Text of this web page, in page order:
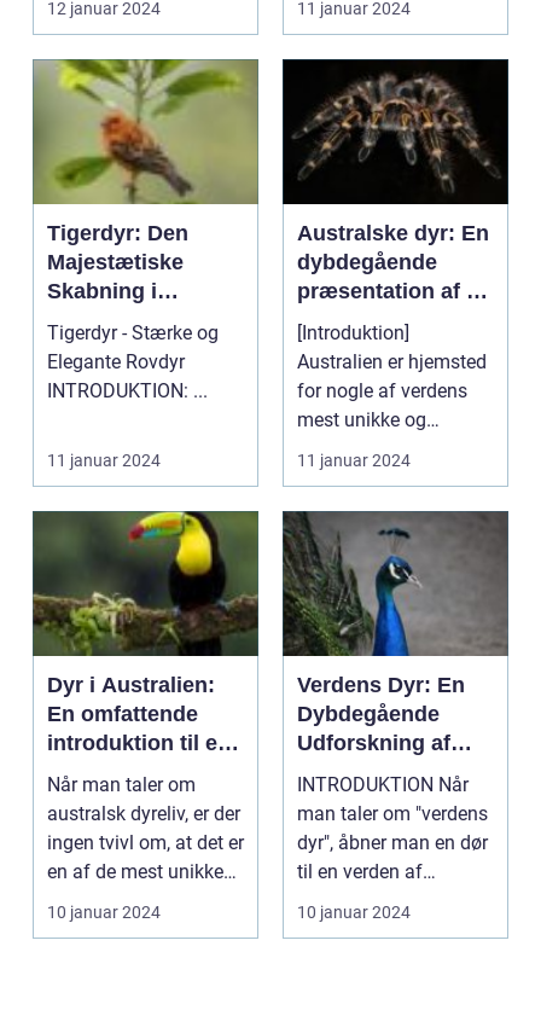
hele verden
12 januar 2024 11 januar 2024
Tigerdyr: Den
Majestætiske
Skabning i
Dyreverdenen
Tigerdyr - Stærke og
Elegante Rovdyr
INTRODUKTION: ...
11 januar 2024
Australske dyr: En
dybdegående
præsentation af en
fascinerende
dyreverden
[Introduktion]
Australien er hjemsted
for nogle af verdens
mest unikke og
ikoniske dyrearter. Fra
d...
11 januar 2024
Dyr i Australien:
En omfattende
introduktion til en
unik dyreverden
Når man taler om
australsk dyreliv, er der
ingen tvivl om, at det er
en af de mest unikke
og fascine...
10 januar 2024
Verdens Dyr: En
Dybdegående
Udforskning af
Naturens Juveler
INTRODUKTION Når
man taler om "verdens
dyr", åbner man en dør
til en verden af
fascinerende kreatur...
10 januar 2024